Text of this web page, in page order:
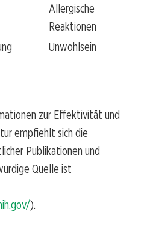
Allergische
Reaktionen
Unwohlsein
zur Effektivität und
empfiehlt sich die
Publikationen und
Quelle ist
).